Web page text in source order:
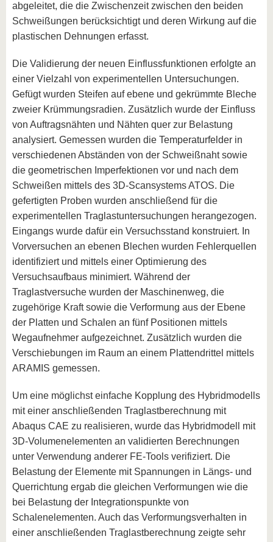
abgeleitet, die die Zwischenzeit zwischen den beiden
Schweißungen berücksichtigt und deren Wirkung auf die
plastischen Dehnungen erfasst.
Die Validierung der neuen Einflussfunktionen erfolgte an
einer Vielzahl von experimentellen Untersuchungen.
Gefügt wurden Steifen auf ebene und gekrümmte Bleche
zweier Krümmungsradien. Zusätzlich wurde der Einfluss
von Auftragsnähten und Nähten quer zur Belastung
analysiert. Gemessen wurden die Temperaturfelder in
verschiedenen Abständen von der Schweißnaht sowie
die geometrischen Imperfektionen vor und nach dem
Schweißen mittels des 3D-Scansystems ATOS. Die
gefertigten Proben wurden anschließend für die
experimentellen Traglastuntersuchungen herangezogen.
Eingangs wurde dafür ein Versuchsstand konstruiert. In
Vorversuchen an ebenen Blechen wurden Fehlerquellen
identifiziert und mittels einer Optimierung des
Versuchsaufbaus minimiert. Während der
Traglastversuche wurden der Maschinenweg, die
zugehörige Kraft sowie die Verformung aus der Ebene
der Platten und Schalen an fünf Positionen mittels
Wegaufnehmer aufgezeichnet. Zusätzlich wurden die
Verschiebungen im Raum an einem Plattendrittel mittels
ARAMIS gemessen.
Um eine möglichst einfache Kopplung des Hybridmodells
mit einer anschließenden Traglastberechnung mit
Abaqus CAE zu realisieren, wurde das Hybridmodell mit
3D-Volumenelementen an validierten Berechnungen
unter Verwendung anderer FE-Tools verifiziert. Die
Belastung der Elemente mit Spannungen in Längs- und
Querrichtung ergab die gleichen Verformungen wie die
bei Belastung der Integrationspunkte von
Schalenelementen. Auch das Verformungsverhalten in
einer anschließenden Traglastberechnung zeigte sehr